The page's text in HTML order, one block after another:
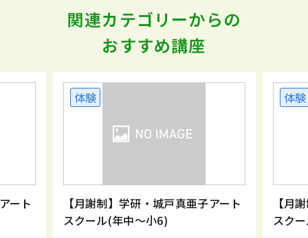
関連カテゴリーからの
おすすめ講座
ート
体験
【月謝制】学研・城戸真亜子アート
スクール(年中～小6)
体験
【月
スク